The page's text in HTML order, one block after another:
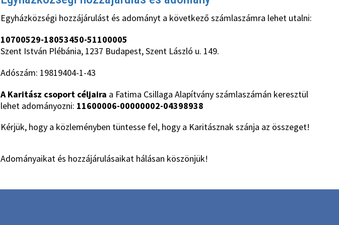
Egyházközségi hozzájárulást és adományt a következő számlaszámra lehet utalni:
10700529-18053450-51100005
Szent István Plébánia, 1237 Budapest, Szent László u. 149.
Adószám: 19819404-1-43
A Karitász csoport céljaira a Fatima Csillaga Alapítvány számlaszámán keresztül
lehet adományozni: 11600006-00000002-04398938
Kérjük, hogy a közleményben tüntesse fel, hogy a Karitásznak szánja az összeget!
Adományaikat és hozzájárulásaikat hálásan köszönjük!